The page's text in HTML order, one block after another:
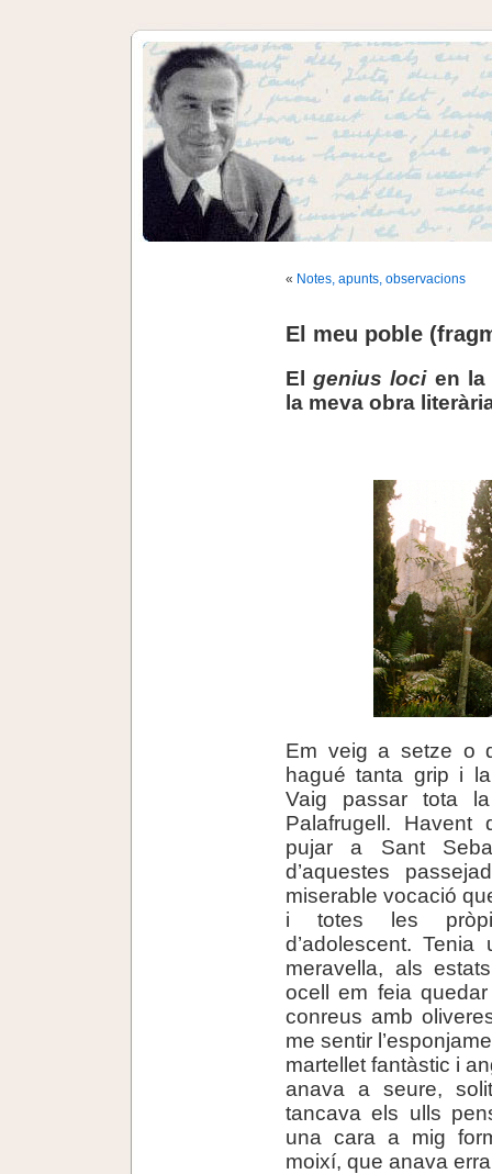
« Notes, apunts, observacions
El meu poble
Elgenius locien la
la meva obra
Em veig a setze o
hagué tanta grip i
Vaig passar tota
Palafrugell. Havent
pujar a Sant
d’aquestes
miserable vocació
i totes les
d’adolescent.
meravella, als
ocell em feia
conreus amb
me sentir
martellet fantàstic i
anava a seure,
tancava els ulls
una cara a mig
moixí, que anava